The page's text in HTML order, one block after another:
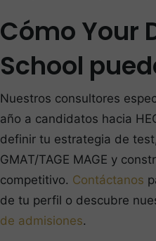
Cómo Your
School
Nuestros consultores
año a candidatos hacia
definir tu estrategia de
GMAT/TAGE MAGE y
competitivo. Contáctanos
de tu perfil o descubre
de admisiones.